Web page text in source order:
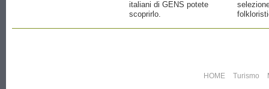
italiani di GENS potete
scoprirlo.
HOME Turismo